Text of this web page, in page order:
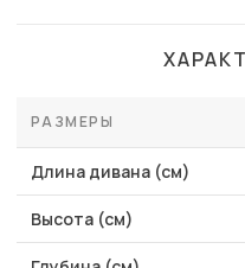
РАЗМЕРЫ
Длина дивана (см)
Высота (см)